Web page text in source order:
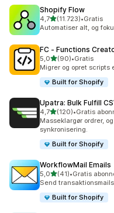
Shopify Flow
4,7ud af 5 stjerner
(11.723)
11723 anmeldelser i alt
•Gratis
Automatiser alt, og
FC ‑ Functions
5,0ud af 5 stjerner
(90)
90 anmeldelser i alt
•Gratis
Migrer og opret
Built for Shopify
Upatra: Bulk Fulfill
4,7ud af 5 stjerner
(120)
120 anmeldelser i alt
•Gratis
Masseklargør ordrer,
synkronisering.
Built for Shopify
WorkflowMail Emails
5,0ud af 5 stjerner
(41)
41 anmeldelser i alt
•Gratis
Send
Built for Shopify